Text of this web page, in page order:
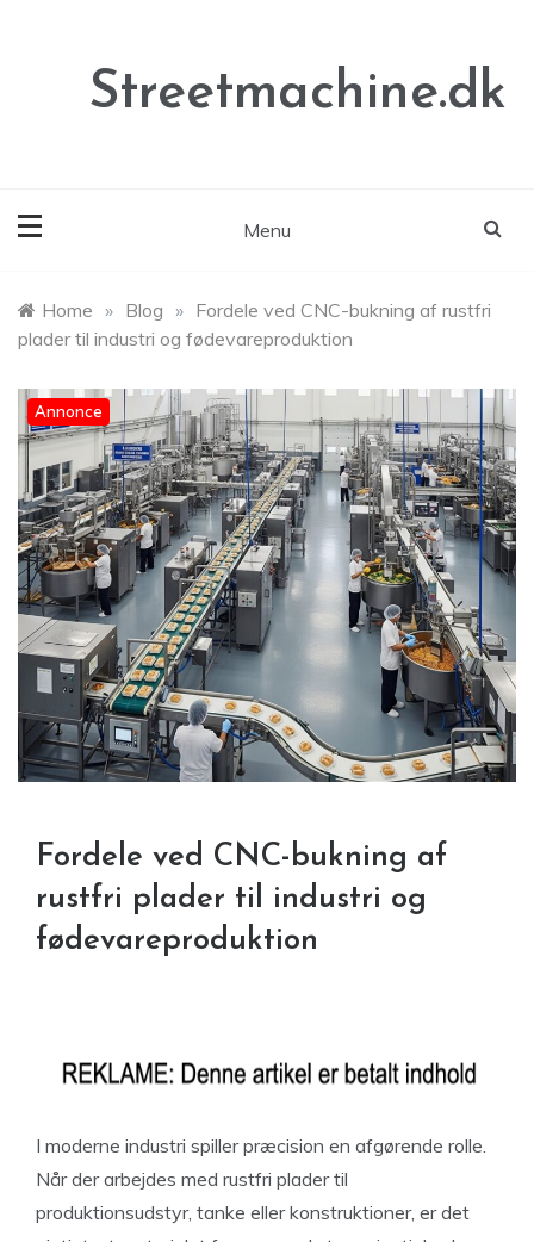
Streetmachine.dk
Menu
Home » Blog » Fordele ved CNC-bukning af rustfri
plader til industri og fødevareproduktion
Annonce
Fordele ved CNC-bukning af
rustfri plader til industri og
fødevareproduktion
I moderne industri spiller præcision en afgørende rolle.
Når der arbejdes med rustfri plader til
produktionsudstyr, tanke eller konstruktioner, er det